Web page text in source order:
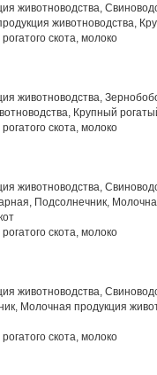
животноводства,
животноводства,
скота, молоко
животноводства,
Крупный
скота, молоко
животноводства,
Подсолнечник,
скота, молоко
животноводства,
Молочная продукция
скота, молоко